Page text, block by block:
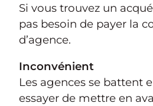
Si vous trouvez un
pas besoin de payer la
d’agence.
Inconvénient
Les agences se battent
essayer de mettre en